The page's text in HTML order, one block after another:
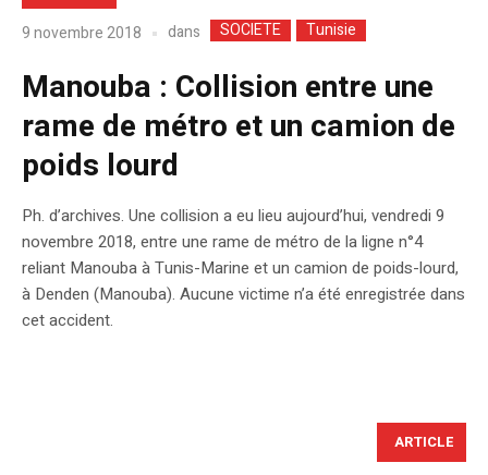
9 novembre 2018 dans SOCIETE Tunisie
Manouba : Collision entre une
rame de métro et un camion de
poids lourd
Ph. d’archives. Une collision a eu lieu aujourd’hui, vendredi 9
novembre 2018, entre une rame de métro de la ligne n°4
reliant Manouba à Tunis-Marine et un camion de poids-lourd,
à Denden (Manouba). Aucune victime n’a été enregistrée dans
cet accident.
ARTICLE